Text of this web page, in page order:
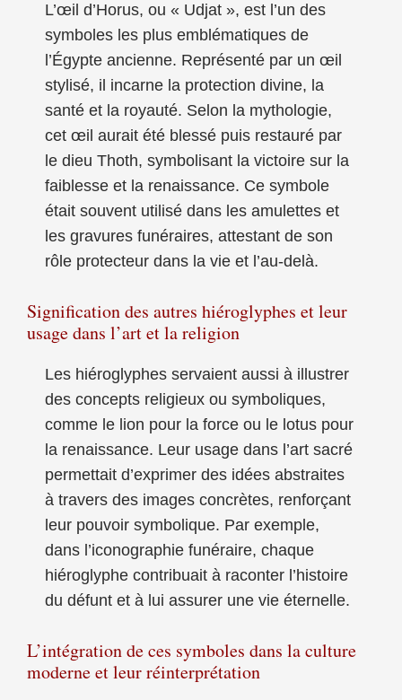
L’œil d’Horus, ou « Udjat », est l’un des
symboles les plus emblématiques de
l’Égypte ancienne. Représenté par un œil
stylisé, il incarne la protection divine, la
santé et la royauté. Selon la mythologie,
cet œil aurait été blessé puis restauré par
le dieu Thoth, symbolisant la victoire sur la
faiblesse et la renaissance. Ce symbole
était souvent utilisé dans les amulettes et
les gravures funéraires, attestant de son
rôle protecteur dans la vie et l’au-delà.
Signification des autres hiéroglyphes et leur
usage dans l’art et la religion
Les hiéroglyphes servaient aussi à illustrer
des concepts religieux ou symboliques,
comme le lion pour la force ou le lotus pour
la renaissance. Leur usage dans l’art sacré
permettait d’exprimer des idées abstraites
à travers des images concrètes, renforçant
leur pouvoir symbolique. Par exemple,
dans l’iconographie funéraire, chaque
hiéroglyphe contribuait à raconter l’histoire
du défunt et à lui assurer une vie éternelle.
L’intégration de ces symboles dans la culture
moderne et leur réinterprétation